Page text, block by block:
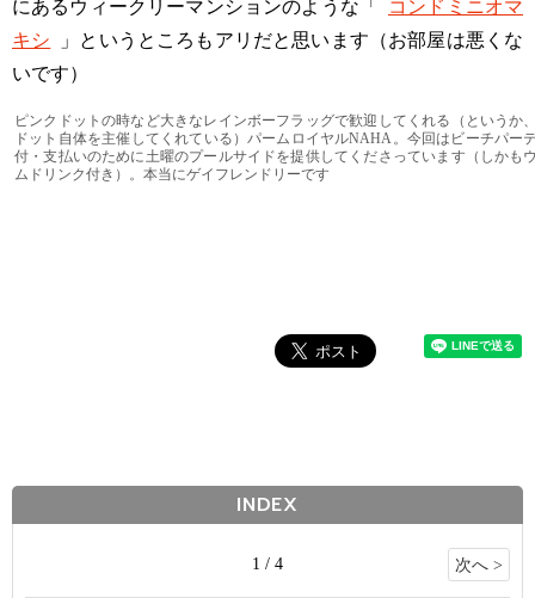
にあるウィークリーマンションのような「
コンドミニオマ
キシ
」というところもアリだと思います（お部屋は悪くな
いです）
ピンクドットの時など大きなレインボーフラッグで歓迎してくれる（というか
ドット自体を主催してくれている）パームロイヤルNAHA。今回はビーチパー
付・支払いのために土曜のプールサイドを提供してくださっています（しかも
ムドリンク付き）。本当にゲイフレンドリーです
INDEX
1 / 4 次へ >